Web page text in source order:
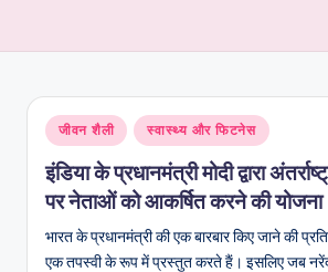
और
विश्व
Posted
in
जीवन शैली स्वास्थ्य और फिटनेस
इंडिया के प्रधानमंत्री मोदी द्वारा
पर नेताओं को आकर्षित करने की योजना
भारत के प्रधानमंत्री की एक बारबार किए जाने की
एक तपस्वी के रूप में प्रस्तुत करते हैं। इसलिए जब